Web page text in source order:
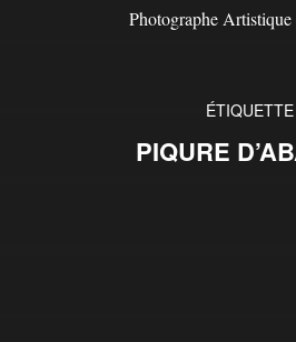
Photographe
ÉTIQUETTE
PIQURE